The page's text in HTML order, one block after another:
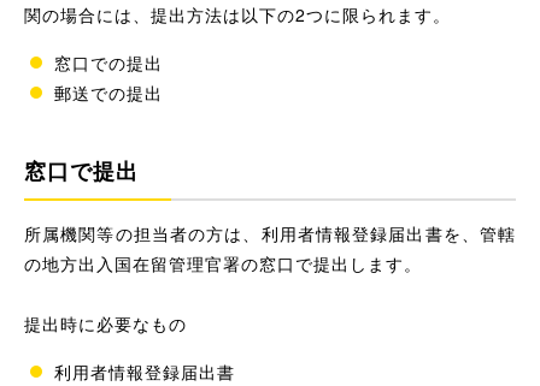
関の場合には、提出方法は以下の2つに限られます。
窓口での提出
郵送での提出
窓口で提出
所属機関等の担当者の方は、利用者情報登録届出書を、管轄
の地方出入国在留管理官署の窓口で提出します。
提出時に必要なもの
利用者情報登録届出書